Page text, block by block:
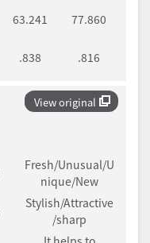
63.241
77.860
.838 .816
View original
Fresh/Unusual/U
nique/New
Stylish/Attractive
/sharp